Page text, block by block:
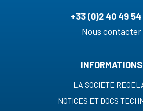
+33 (0)2 40 49 54
Nous contacter
INFORMATIONS
LA SOCIETE
NOTICES ET DOCS